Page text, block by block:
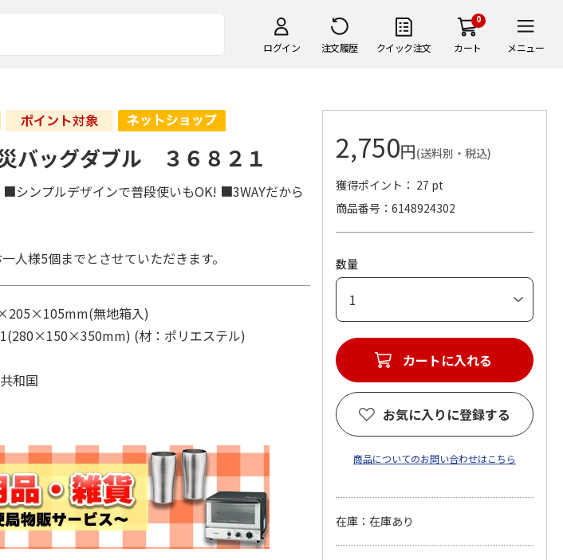
ログイン 注文履歴 クイック注文
0
カート メニュー
バッグダブル ３６８２１
シンプルデザインで普段使いもOK! ■3WAYだから
人様5個までとさせていただきます。
無地箱入)
(材：ポリエステル)
和国
2,750円(送料別・税込)
獲得ポイント： 27 pt
商品番号
6148924302
数量
カートに入れる
お気に入りに登録する
商品についてのお問い合わせはこちら
在庫：在庫あり